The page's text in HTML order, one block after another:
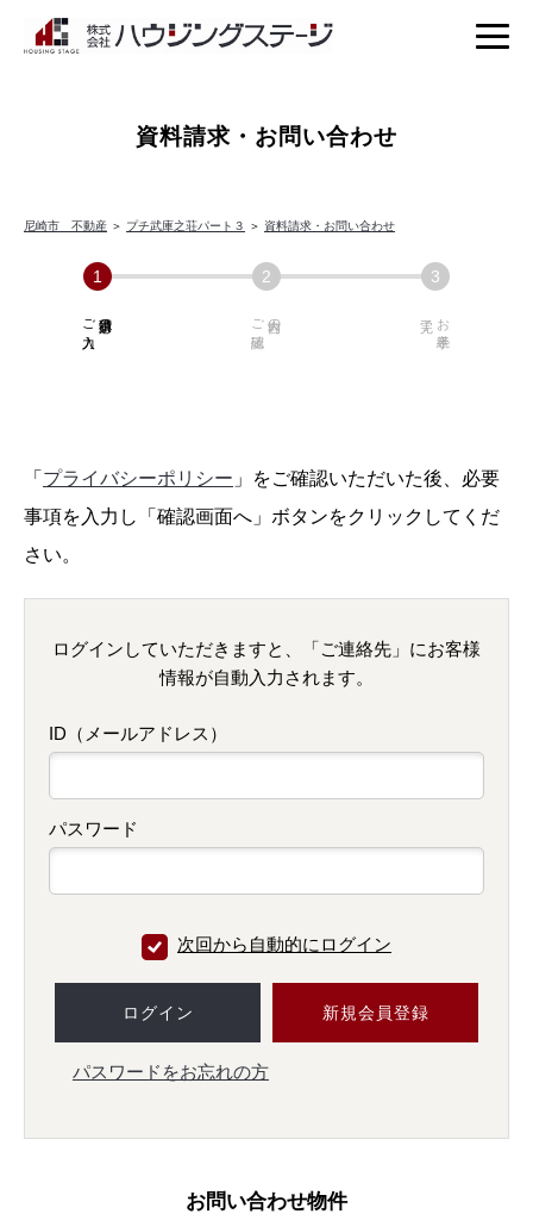
資料請求・お問い合わせ
尼崎市 不動産 ＞ プチ武庫之荘パート３ ＞ 資料請求・お問い合わせ
必須項目の
ご入力 内容の
ご確認 お手続き
「 プライバシーポリシー 」をご確認いただいた後、必要
事項を入力し「確認画面へ」ボタンをクリックしてくだ
さい。
ログインしていただきますと、「ご連絡先」にお客様
情報が自動入力されます。
ID（メールアドレス）
パスワード
次回から自動的にログイン
ログイン 新規会員登録
パスワードをお忘れの方
お問い合わせ物件